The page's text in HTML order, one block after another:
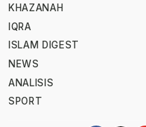
KHAZANAH
IQRA
ISLAM DIGEST
NEWS
ANALISIS
SPORT